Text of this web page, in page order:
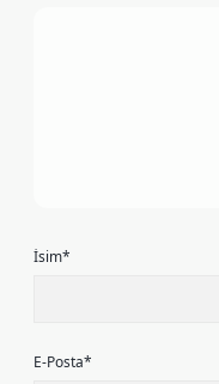
İsim*
E-Posta*